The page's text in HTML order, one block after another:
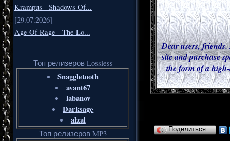
Krampus - Shadows Of...
[29.07.2026]
Age Of Rage - The Lo...
Топ релизеров Lossless
Snaggletooth
avant67
labanov
Darksage
alzal
Топ релизеров MP3
Dear users,
site and purchase
the form of a
Поделиться…